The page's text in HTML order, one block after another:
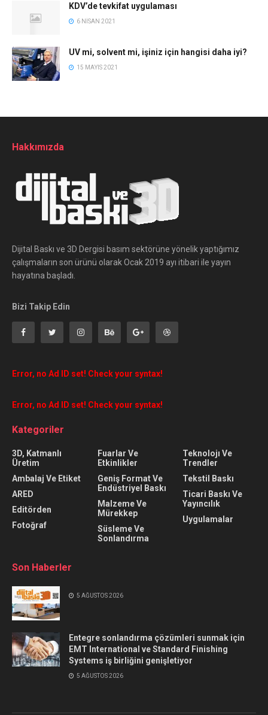
KDV’de tevkifat uygulaması
6 NISAN 2021
UV mi, solvent mi, işiniz için hangisi daha iyi?
15 MAYIS 2021
Hakkımızda
Dijital Baskı ve 3D Dergisi basım sektörüne yönelik yaptığımız
çalışmaların son ürünü olarak Ocak 2019 ayı itibari ile yayın
hayatına başladı.
Bizi Takip Edin
Error, no Ad ID set! Check your syntax!
Error, no Ad ID set! Check your syntax!
Kategoriler
3D, Katmanlı
Üretim
Ambalaj Ve Etiket
ARED
Editörden
Fotoğraf
Fuarlar Ve
Etkinlikler
Geniş Format Ve
Endüstriyel Baskı
Malzeme Ve
Mürekkep
Süsleme Ve
Sonlandırma
Teknolojı Ve
Trendler
Tekstil Baskı
Ticari Baskı Ve
Yayıncılık
Uygulamalar
Son Haberler
5 AĞUSTOS 2026
Entegre sonlandırma çözümleri sunmak için
EMT International ve Standard Finishing
Systems iş birliğini genişletiyor
5 AĞUSTOS 2026